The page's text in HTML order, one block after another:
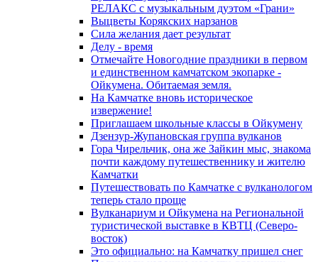
РЕЛАКС с музыкальным дуэтом «Грани»
Выцветы Корякских нарзанов
Сила желания дает результат
Делу - время
Отмечайте Новогодние праздники в первом
и единственном камчатском экопарке -
Ойкумена. Обитаемая земля.
На Камчатке вновь историческое
извержение!
Приглашаем школьные классы в Ойкумену
Дзензур-Жупановская группа вулканов
Гора Чирельчик, она же Зайкин мыс, знакома
почти каждому путешественнику и жителю
Камчатки
Путешествовать по Камчатке с вулканологом
теперь стало проще
Вулканариум и Ойкумена на Региональной
туристической выставке в КВТЦ (Северо-
восток)
Это официально: на Камчатку пришел снег